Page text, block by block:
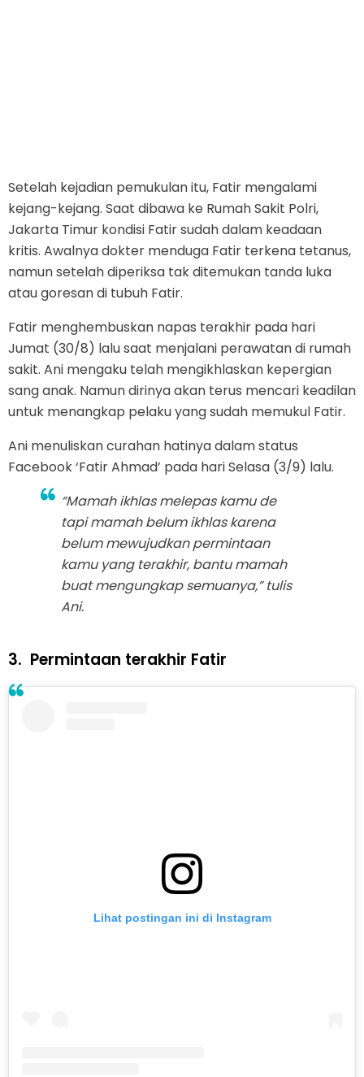
Setelah kejadian pemukulan itu, Fatir mengalami
kejang-kejang. Saat dibawa ke Rumah Sakit Polri,
Jakarta Timur kondisi Fatir sudah dalam keadaan
kritis. Awalnya dokter menduga Fatir terkena tetanus,
namun setelah diperiksa tak ditemukan tanda luka
atau goresan di tubuh Fatir.
Fatir menghembuskan napas terakhir pada hari
Jumat (30/8) lalu saat menjalani perawatan di rumah
sakit. Ani mengaku telah mengikhlaskan kepergian
sang anak. Namun dirinya akan terus mencari keadilan
untuk menangkap pelaku yang sudah memukul Fatir.
Ani menuliskan curahan hatinya dalam status
Facebook ‘Fatir Ahmad’ pada hari Selasa (3/9) lalu.
“Mamah ikhlas melepas kamu de
tapi mamah belum ikhlas karena
belum mewujudkan permintaan
kamu yang terakhir, bantu mamah
buat mengungkap semuanya,” tulis
Ani.
3. Permintaan terakhir Fatir
Lihat postingan ini di Instagram